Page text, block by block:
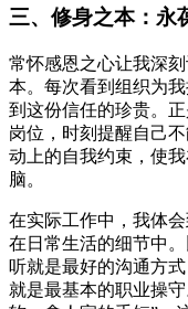
三、修身之本：永
常怀感恩之心让我深
本。每次看到组织为
到这份信任的珍贵。
岗位，时刻提醒自己
动上的自我约束，使
脑。
在实际工作中，我体
在日常生活的细节中
听就是最好的沟通方
就是最基本的职业操